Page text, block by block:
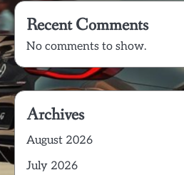
Recent Comments
No comments to show.
Archives
August 2026
July 2026